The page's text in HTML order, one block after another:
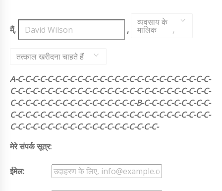
मैं, ,
व्यवसाय के
मालिक ,
तत्काल खरीदना चाहते हैं
A-C-C-C-C-C-C-C-C-C-C-C-C-C-C-C-C-C-C-C-C-C-C-C-C-C-C-
C-C-C-C-C-C-C-C-C-C-C-C-C-C-C-C-C-C-C-C-C-C-C-C-C-C-C-
C-C-C-C-C-C-C-C-C-C-C-C-C-C-C-C-C-B-C-C-C-C-C-C-C-C-C-
C-C-C-C-C-C-C-C-C-C-C-C-C-C-C-C-C-C-C-C-C-C-C-C-C-C-C-
C-C-C-C-C-C-C-C-C-C-C-C-C-C-C-C-C-C-C-C-
मेरे संपर्क सूत्र:
ईमेल: